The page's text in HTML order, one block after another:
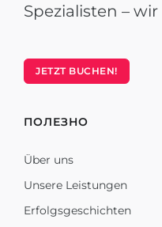
Spezialisten –
JETZT BUCHEN!
ПОЛЕЗНО
Über uns
Unsere Leistungen
Erfolgsgeschichten